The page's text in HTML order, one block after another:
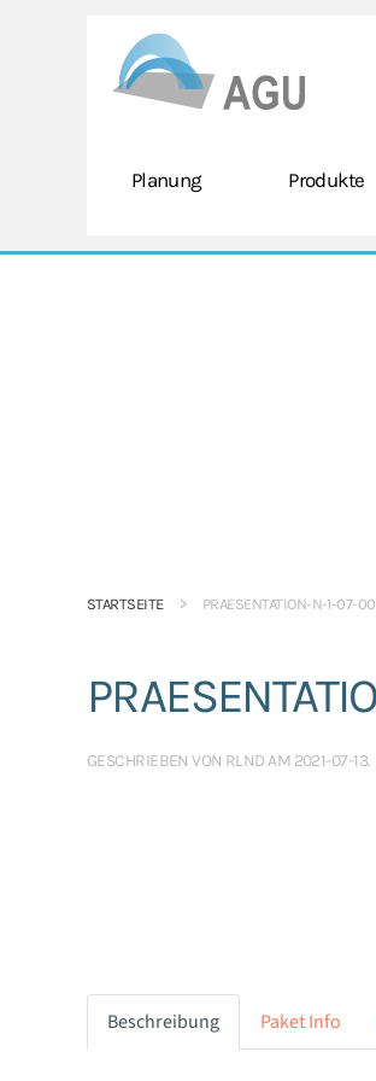
Skip to main content
Planung Produkte
STARTSEITE PRAESENTATION-N-1-07-
GESCHRIEBEN VON RLNDAM 2021-07-13.
Beschreibung Paket Info